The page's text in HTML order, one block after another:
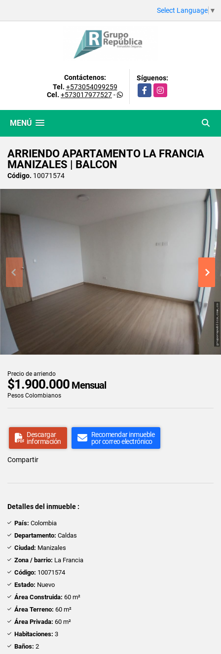
Select Language ▼
Contáctenos:
Tel. +573054099259
Cel. +573017977527-
Síguenos:
FacebookInstagram
MENÚ
ARRIENDO APARTAMENTO LA FRANCIA
MANIZALES | BALCON
Código. 10071574
Precio de arriendo
$1.900.000 Mensual
Pesos Colombianos
Descargar
información
Recomendar inmueble
por correo electrónico
Compartir
Detalles del inmueble :
País: Colombia
Departamento: Caldas
Ciudad: Manizales
Zona / barrio: La Francia
Código: 10071574
Estado: Nuevo
Área Construida: 60 m²
Área Terreno: 60 m²
Área Privada: 60 m²
Habitaciones: 3
Baños: 2